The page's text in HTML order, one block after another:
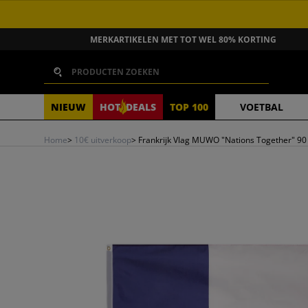
GA NAAR INHOUD
MERKARTIKELEN MET TOT WEL 80% KORTING
NIEUW HOT DEALS TOP 100 VOETBAL
Zoeken
Home> 10€ uitverkoop> Frankrijk Vlag MUWO "Nations Together"